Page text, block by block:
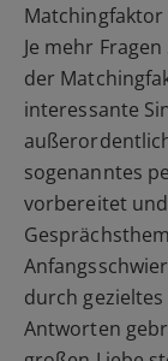
Matchingfaktor
Je mehr
der
interessante
sogenanntes
vorbereitet
durch
Antworten